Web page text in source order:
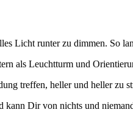
Licht runter zu dimmen. So
als Leuchtturm und
treffen, heller und heller zu
Dir von nichts und